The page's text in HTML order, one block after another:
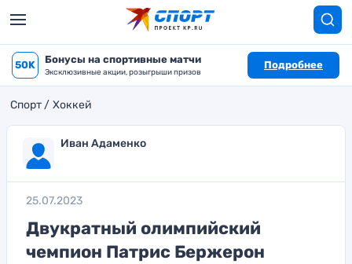
50K Бонусы на спортивные матчи
Эксклюзивные акции, розыгрыши призов
Подробнее
Спорт Хоккей
Иван Адаменко
25.07.2023
Двукратный олимпийский
чемпион Патрис Бержерон